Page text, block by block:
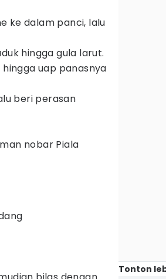
ke dalam panci, lalu
hingga gula larut.
uap panasnya
beri perasan
nobar Piala
Tonton